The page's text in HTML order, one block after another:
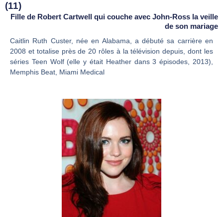
(11)
Fille de Robert Cartwell qui couche avec John-Ross la veille
de son mariage
Caitlin Ruth Custer, née en Alabama, a débuté sa carrière en
2008 et totalise près de 20 rôles à la télévision depuis, dont les
séries Teen Wolf (elle y était Heather dans 3 épisodes, 2013),
Memphis Beat, Miami Medical